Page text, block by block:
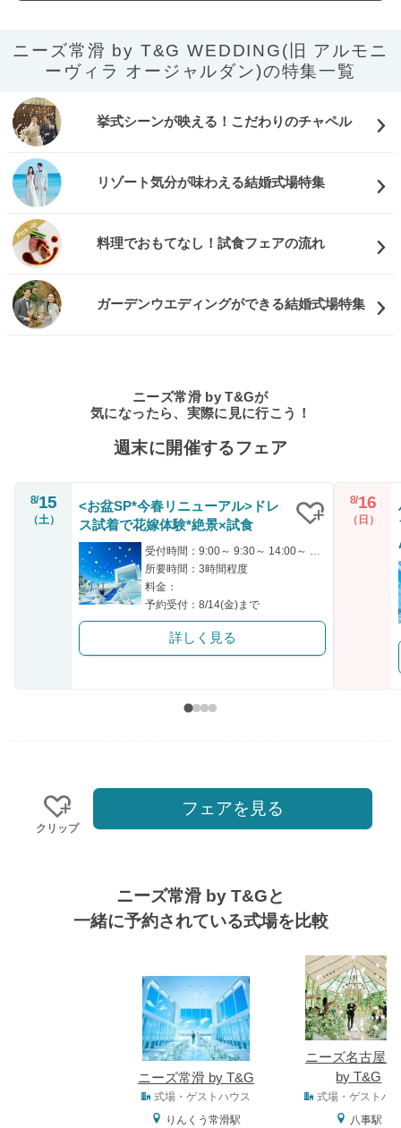
ニーズ常滑 by T&G WEDDING(旧 アルモニ
ーヴィラ オージャルダン)の特集一覧
挙式シーンが映える！こだわりのチャペル
リゾート気分が味わえる結婚式場特集
料理でおもてなし！試食フェアの流れ
ガーデンウエディングができる結婚式場特集
ニーズ常滑 by T&Gが
気になったら、実際に見に行こう！
週末に開催するフェア
8/15
（土）
<お盆SP*今春リニューアル>ドレ
ス試着で花嫁体験*絶景×試食
所要時間：3時間程度
料金：
予約受付：8/14(金)まで
詳しく見る
8/16
（日）
クリップ
フェアを見る
ニーズ常滑 by T&Gと
一緒に予約されている式場を比較
ニーズ常滑 by T&G
ニーズ名古屋
by T&G
式場・ゲストハウス 式場・ゲストハ
りんくう常滑駅
八事駅